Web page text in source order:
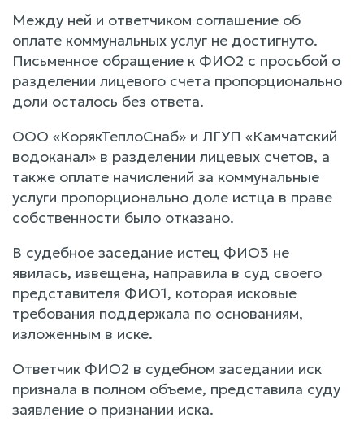
Между ней и ответчиком соглашение об
оплате коммунальных услуг не достигнуто.
Письменное обращение к ФИО2 с просьбой о
разделении лицевого счета пропорционально
доли осталось без ответа.
ООО «КорякТеплоСнаб» и ЛГУП «Камчатский
водоканал» в разделении лицевых счетов, а
также оплате начислений за коммунальные
услуги пропорционально доле истца в праве
собственности было отказано.
В судебное заседание истец ФИО3 не
явилась, извещена, направила в суд своего
представителя ФИО1, которая исковые
требования поддержала по основаниям,
изложенным в иске.
Ответчик ФИО2 в судебном заседании иск
признала в полном объеме, представила суду
заявление о признании иска.